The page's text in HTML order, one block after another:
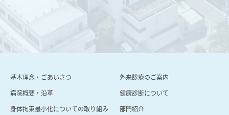
基本理念・ごあいさつ
病院概要・沿⾰
身体拘束最小化についての取り組み
外来診療のご案内
健康診断について
部門紹介